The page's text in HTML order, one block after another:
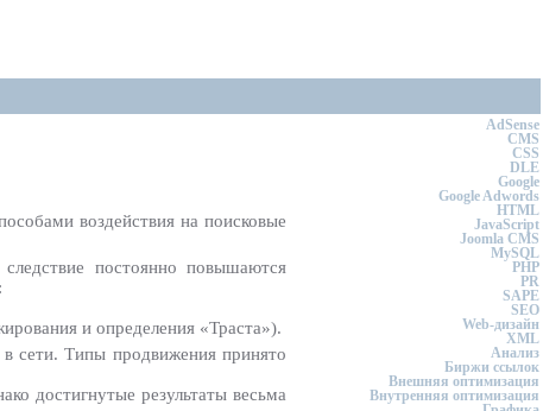
воздействия на поисковые
постоянно повышаются
и определения «Траста»).
сети. Типы продвижения принято
достигнутые результаты весьма
AdSense
CMS
CSS
DLE
Google
Google Adwords
HTML
JavaScript
Joomla CMS
MySQL
PHP
PR
SAPE
SEO
Web-дизайн
XML
Анализ
Биржи ссылок
Внешняя оптимизация
Внутренняя оптимизация